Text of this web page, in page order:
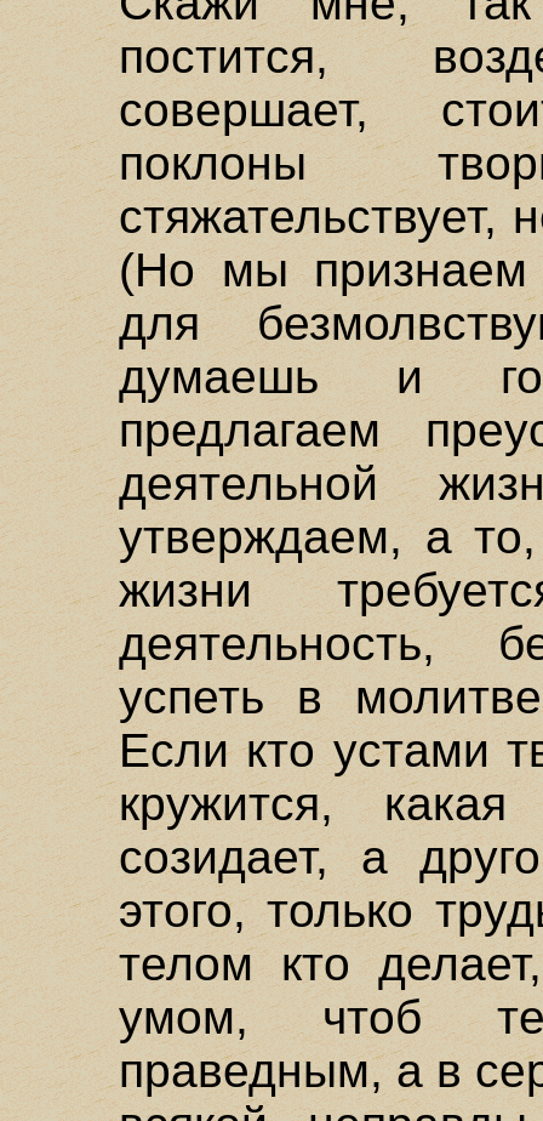
постится,
совершает,
поклоны
стяжательствует,
(Но мы признаем
для
думаешь и
предлагаем
деятельной
утверждаем, а
жизни
деятельность,
успеть в
Если кто устами
кружится,
созидает, а
этого, только
телом кто
умом, чтоб
праведным, а в